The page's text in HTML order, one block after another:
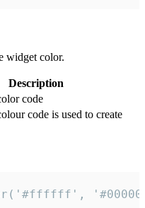
widget color.
Description
code
code is used to create